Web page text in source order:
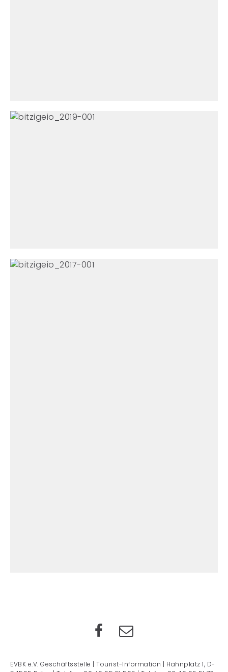
EVBK e.V. Geschäftsstelle | Tourist-Information | Hahnplatz 1, D-